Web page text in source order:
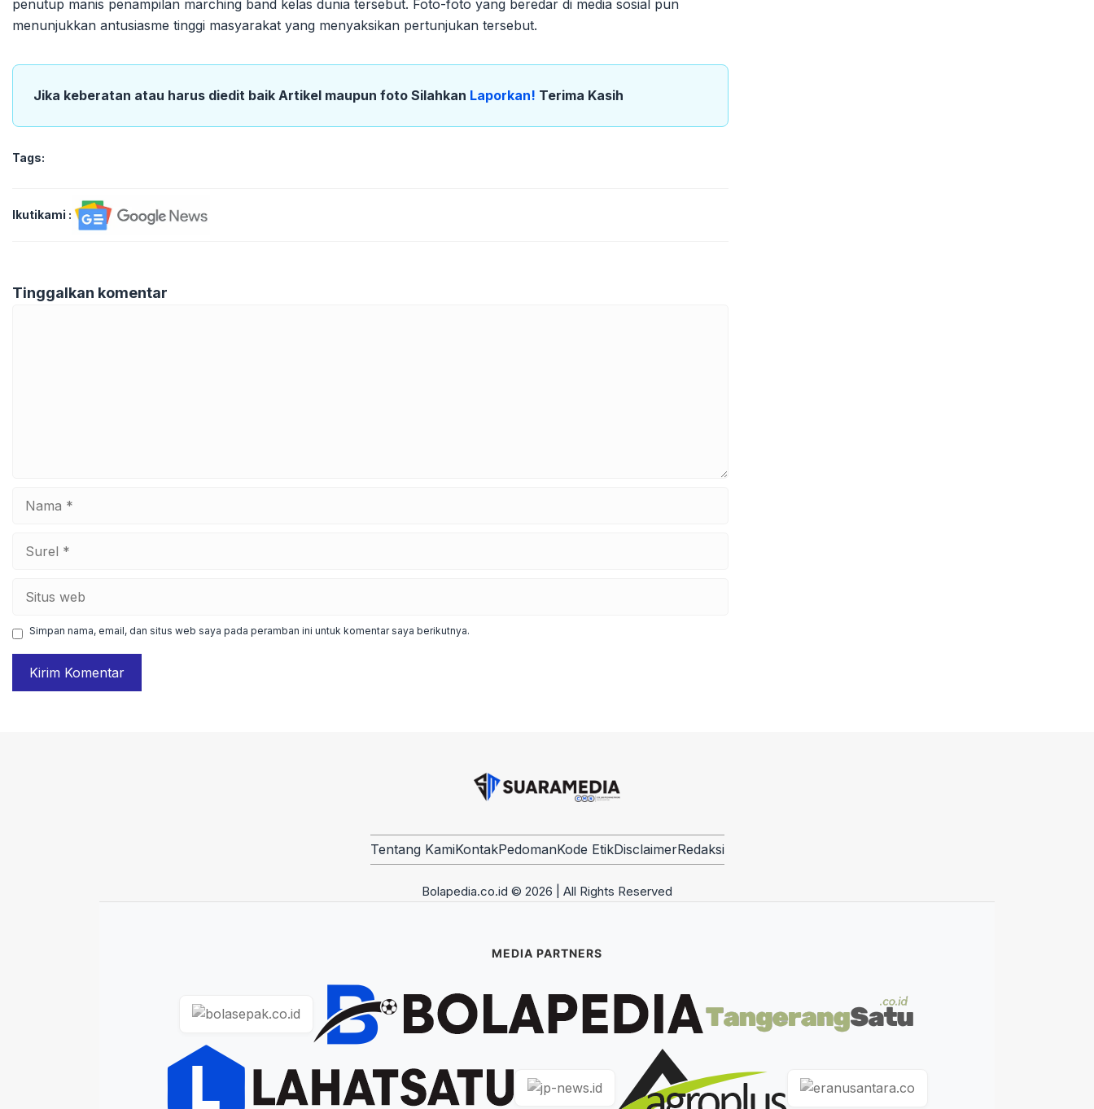
penutup manis penampilan marching band kelas dunia tersebut. Foto-foto yang beredar di media sosial pun
menunjukkan antusiasme tinggi masyarakat yang menyaksikan pertunjukan tersebut.
Jika keberatan atau harus diedit baik Artikel maupun foto Silahkan Laporkan! Terima Kasih
Tags:
Ikutikami :
Tinggalkan komentar
Simpan nama, email, dan situs web saya pada peramban ini untuk komentar saya berikutnya.
Tentang KamiKontakPedomanKode EtikDisclaimerRedaksi
Bolapedia.co.id © 2026 | All Rights Reserved
MEDIA PARTNERS